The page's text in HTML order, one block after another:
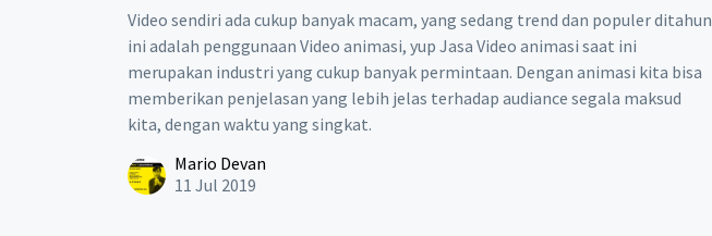
Video sendiri ada cukup banyak macam, yang sedang trend dan populer ditahun
ini adalah penggunaan Video animasi, yup Jasa Video animasi saat ini
merupakan industri yang cukup banyak permintaan. Dengan animasi kita bisa
memberikan penjelasan yang lebih jelas terhadap audiance segala maksud
kita, dengan waktu yang singkat.
Mario Devan
11 Jul 2019